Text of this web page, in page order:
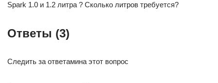
Spark 1.0 и 1.2 литра ? Сколько литров требуется?
Ответы (3)
Следить за ответамина этот вопрос